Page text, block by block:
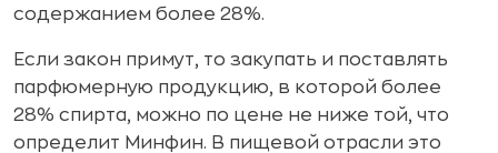
содержанием более 28%.
Если закон примут, то закупать и поставлять
парфюмерную продукцию, в которой более
28% спирта, можно по цене не ниже той, что
определит Минфин. В пищевой отрасли это